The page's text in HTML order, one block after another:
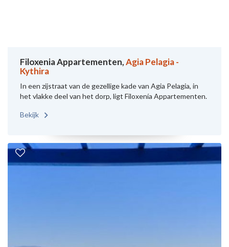
Filoxenia Appartementen,Agia Pelagia -
Kythira
In een zijstraat van de gezellige kade van Agia Pelagia, in
het vlakke deel van het dorp, ligt Filoxenía Appartementen.
Bekijk